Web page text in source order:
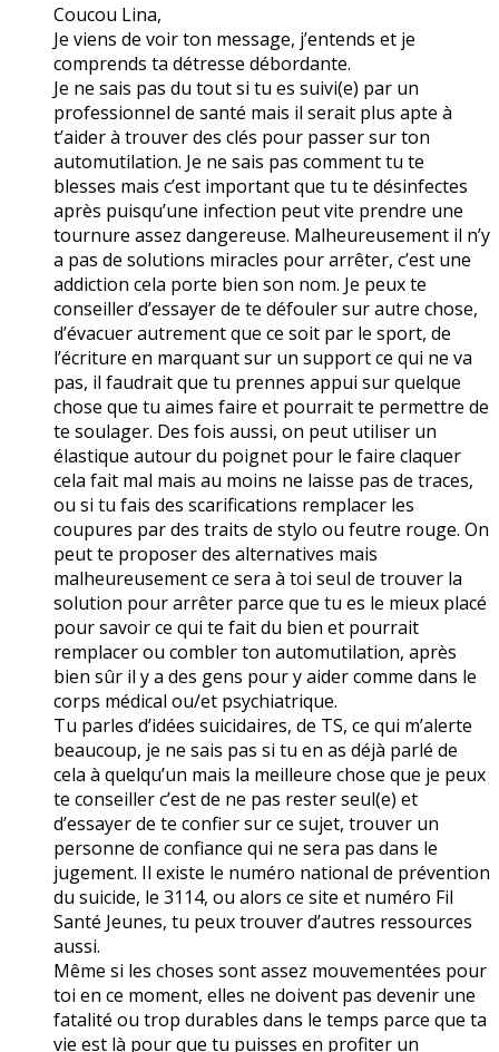
Coucou Lina,
Je viens de voir ton message, j’entends et je
comprends ta détresse débordante.
Je ne sais pas du tout si tu es suivi(e) par un
professionnel de santé mais il serait plus apte à
t’aider à trouver des clés pour passer sur ton
automutilation. Je ne sais pas comment tu te
blesses mais c’est important que tu te désinfectes
après puisqu’une infection peut vite prendre une
tournure assez dangereuse. Malheureusement il n’y
a pas de solutions miracles pour arrêter, c’est une
addiction cela porte bien son nom. Je peux te
conseiller d’essayer de te défouler sur autre chose,
d’évacuer autrement que ce soit par le sport, de
l’écriture en marquant sur un support ce qui ne va
pas, il faudrait que tu prennes appui sur quelque
chose que tu aimes faire et pourrait te permettre de
te soulager. Des fois aussi, on peut utiliser un
élastique autour du poignet pour le faire claquer
cela fait mal mais au moins ne laisse pas de traces,
ou si tu fais des scarifications remplacer les
coupures par des traits de stylo ou feutre rouge. On
peut te proposer des alternatives mais
malheureusement ce sera à toi seul de trouver la
solution pour arrêter parce que tu es le mieux placé
pour savoir ce qui te fait du bien et pourrait
remplacer ou combler ton automutilation, après
bien sûr il y a des gens pour y aider comme dans le
corps médical ou/et psychiatrique.
Tu parles d’idées suicidaires, de TS, ce qui m’alerte
beaucoup, je ne sais pas si tu en as déjà parlé de
cela à quelqu’un mais la meilleure chose que je peux
te conseiller c’est de ne pas rester seul(e) et
d’essayer de te confier sur ce sujet, trouver un
personne de confiance qui ne sera pas dans le
jugement. Il existe le numéro national de prévention
du suicide, le 3114, ou alors ce site et numéro Fil
Santé Jeunes, tu peux trouver d’autres ressources
aussi.
Même si les choses sont assez mouvementées pour
toi en ce moment, elles ne doivent pas devenir une
fatalité ou trop durables dans le temps parce que ta
vie est là pour que tu puisses en profiter un